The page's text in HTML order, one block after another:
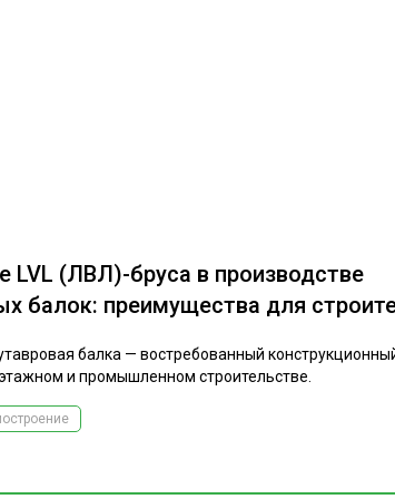
LVL (ЛВЛ)-бруса в производстве
балок: преимущества для
балка — востребованный
и промышленном строительстве.